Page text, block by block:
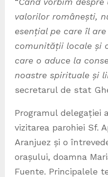
valorilor românești,
esențial pe care îl
comunității locale și
care o aduce la
noastre spirituale și
secretarul de stat
Programul delegației
vizitarea parohiei Sf.
Aranjuez și o
orașului, doamna
Fuente. Principalele